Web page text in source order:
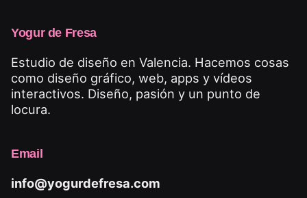
Yogur de Fresa
Estudio de diseño en Valencia. Hacemos cosas
como diseño gráfico, web, apps y vídeos
interactivos. Diseño, pasión y un punto de
locura.
Email
info@yogurdefresa.com